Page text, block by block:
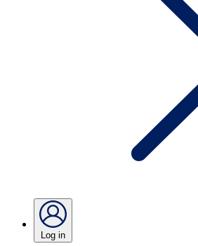
Log in